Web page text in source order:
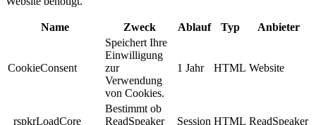
Name Zweck Ablauf Typ Anbieter
CookieConsent
Speichert Ihre
Einwilligung
zur
Verwendung
von Cookies.
1 Jahr HTML Website
_rspkrLoadCore
Bestimmt ob
ReadSpeaker
Session HTML ReadSpeaker